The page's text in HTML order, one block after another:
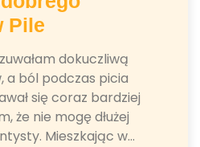
Pile
dokuczliwą
a ból podczas picia
się coraz bardziej
że nie mogę dłużej
Mieszkając w…